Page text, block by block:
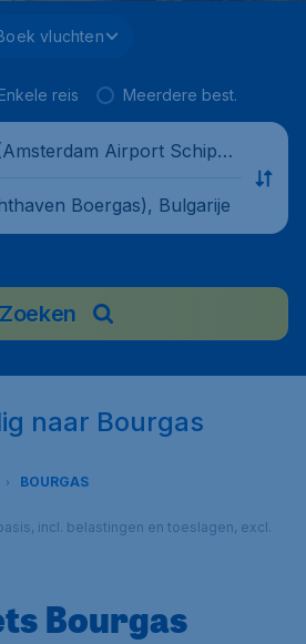
vluchten
Enkele reis Meerdere best.
Airport Schipho
Boergas), Bulgarije
Zoeken
naar Bourgas
BOURGAS
incl. belastingen en toeslagen, excl.
Bourgas